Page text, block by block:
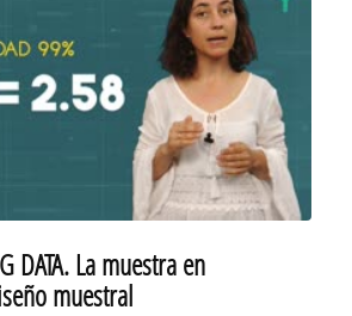
DATA. La muestra en
muestral